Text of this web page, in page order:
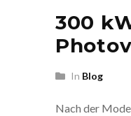
300
In Blog
Nach der